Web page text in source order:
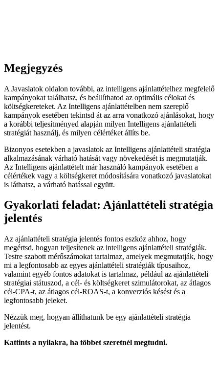
Megjegyzés
A Javaslatok oldalon további, az intelligens ajánlattételhez megfelelő
kampányokat találhatsz, és beállíthatod az optimális célokat és
költségkereteket. Az Intelligens ajánlattételben nem szereplő
kampányok esetében tekintsd át az arra vonatkozó ajánlásokat, hogy
a korábbi teljesítményed alapján milyen Intelligens ajánlattételi
stratégiát használj, és milyen célértéket állíts be.
Bizonyos esetekben a javaslatok az Intelligens ajánlattételi stratégia
alkalmazásának várható hatását vagy növekedését is megmutatják.
Az Intelligens ajánlattételt már használó kampányok esetében a
célértékek vagy a költségkeret módosítására vonatkozó javaslatokat
is láthatsz, a várható hatással együtt.
Gyakorlati feladat: Ajánlattételi stratégia
jelentés
Az ajánlattételi stratégia jelentés fontos eszköz ahhoz, hogy
megértsd, hogyan teljesítenek az intelligens ajánlattételi stratégiák.
Testre szabott mérőszámokat tartalmaz, amelyek megmutatják, hogy
mi a legfontosabb az egyes ajánlattételi stratégiák típusaihoz,
valamint egyéb fontos adatokat is tartalmaz, például az ajánlattételi
stratégiai státuszod, a cél- és költségkeret szimulátorokat, az átlagos
cél-CPA-t, az átlagos cél-ROAS-t, a konverziós késést és a
legfontosabb jeleket.
Nézzük meg, hogyan állíthatunk be egy ajánlattételi stratégia
jelentést.
Kattints a nyilakra, ha többet szeretnél megtudni.